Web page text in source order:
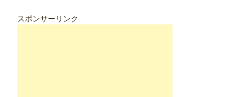
スポンサーリンク